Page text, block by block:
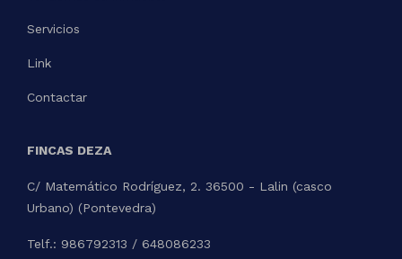
Servicios
Link
Contactar
FINCAS DEZA
C/ Matemático Rodríguez, 2. 36500 - Lalin (casco
Urbano) (Pontevedra)
Telf.: 986792313 / 648086233